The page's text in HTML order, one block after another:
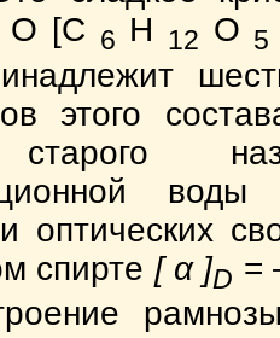
O [С 6 Н 12 О 5
этого
старого
оптических
спирте [ α ]D =